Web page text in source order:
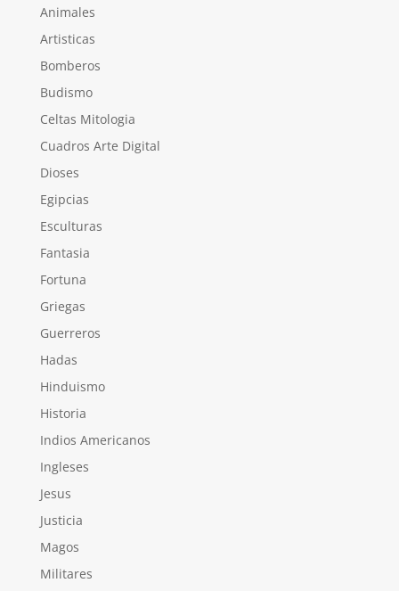
Animales
Artisticas
Bomberos
Budismo
Celtas Mitologia
Cuadros Arte Digital
Dioses
Egipcias
Esculturas
Fantasia
Fortuna
Griegas
Guerreros
Hadas
Hinduismo
Historia
Indios Americanos
Ingleses
Jesus
Justicia
Magos
Militares